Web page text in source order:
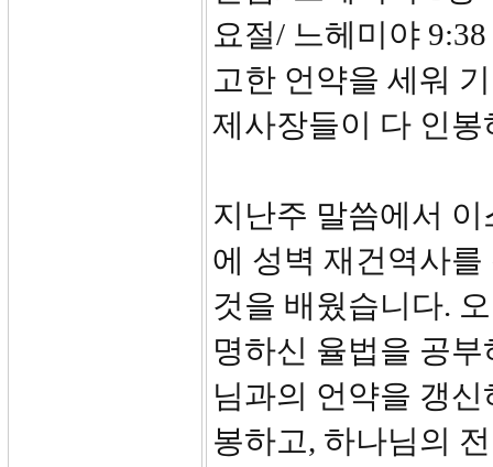
요절/ 느헤미야
고한 언약을 세워
제사장들이 다 인
지난주 말씀에서
에 성벽 재건역사
것을 배웠습니다.
명하신 율법을 공
님과의 언약을 갱
봉하고, 하나님의